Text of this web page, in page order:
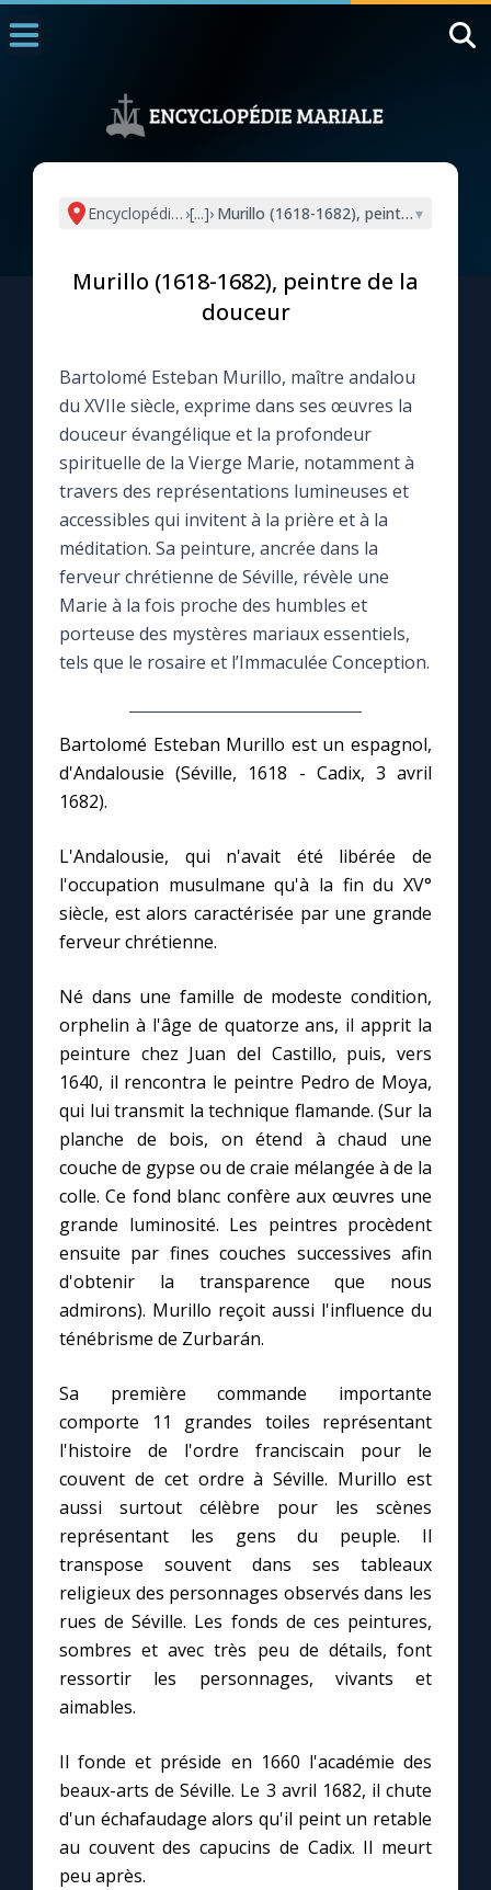
L'actualité de la semaine
La newsletter
La vidéo de la semaine
Le compte Tiktok
Le magazine
Le site internet
Questions-réponses
Prier au quotidien
Avec Thérèse de Lisieux
L'Évangile chaque jour
Marie qui défait les nœuds
Me consacrer à Jésus par Marie
Mes intentions de prière
Une Minute avec Marie
Une neuvaine
1000 Raisons de Croire
Chapelet pour le monde
Contact
Faire un don
Marie de Nazareth
Encyclopédie mariale
›[...]› Murillo (1618-1682), peintre de la
▾
Murillo (1618-1682), peintre de la
douceur
Bartolomé Esteban Murillo, maître andalou
du XVIIe siècle, exprime dans ses œuvres la
douceur évangélique et la profondeur
spirituelle de la Vierge Marie, notamment à
travers des représentations lumineuses et
accessibles qui invitent à la prière et à la
méditation. Sa peinture, ancrée dans la
ferveur chrétienne de Séville, révèle une
Marie à la fois proche des humbles et
porteuse des mystères mariaux essentiels,
tels que le rosaire et l’Immaculée Conception.
Bartolomé Esteban Murillo est un espagnol,
d'Andalousie (Séville, 1618 - Cadix, 3 avril
1682).
L'Andalousie, qui n'avait été libérée de
l'occupation musulmane qu'à la fin du XV°
siècle, est alors caractérisée par une grande
ferveur chrétienne.
Né dans une famille de modeste condition,
orphelin à l'âge de quatorze ans, il apprit la
peinture chez Juan del Castillo, puis, vers
1640, il rencontra le peintre Pedro de Moya,
qui lui transmit la technique flamande. (Sur la
planche de bois, on étend à chaud une
couche de gypse ou de craie mélangée à de la
colle. Ce fond blanc confère aux œuvres une
grande luminosité. Les peintres procèdent
ensuite par fines couches successives afin
d'obtenir la transparence que nous
admirons). Murillo reçoit aussi l'influence du
ténébrisme de Zurbarán.
Sa première commande importante
comporte 11 grandes toiles représentant
l'histoire de l'ordre franciscain pour le
couvent de cet ordre à Séville. Murillo est
aussi surtout célèbre pour les scènes
représentant les gens du peuple. Il
transpose souvent dans ses tableaux
religieux des personnages observés dans les
rues de Séville. Les fonds de ces peintures,
sombres et avec très peu de détails, font
ressortir les personnages, vivants et
aimables.
Il fonde et préside en 1660 l'académie des
beaux-arts de Séville. Le 3 avril 1682, il chute
d'un échafaudage alors qu'il peint un retable
au couvent des capucins de Cadix. Il meurt
peu après.